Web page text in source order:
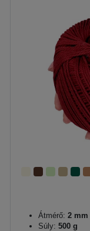
Átmérő: 2 mm
Súly: 500 g